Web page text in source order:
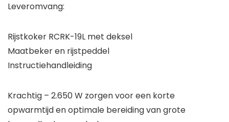
Leveromvang:
Rijstkoker RCRK-19L met deksel
Maatbeker en rijstpeddel
Instructiehandleiding
Krachtig – 2.650 W zorgen voor een korte
opwarmtijd en optimale bereiding van grote